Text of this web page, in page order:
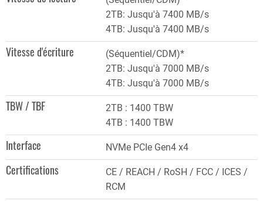
2TB: Jusqu'à 7400 MB/s
4TB: Jusqu'à 7400 MB/s
Vitesse d'écriture
(Séquentiel/CDM)*
2TB: Jusqu'à 7000 MB/s
4TB: Jusqu'à 7000 MB/s
TBW / TBF
2TB : 1400 TBW
4TB : 1400 TBW
Interface NVMe PCIe Gen4 x4
Certifications
CE / REACH / RoSH / FCC / ICES /
RCM